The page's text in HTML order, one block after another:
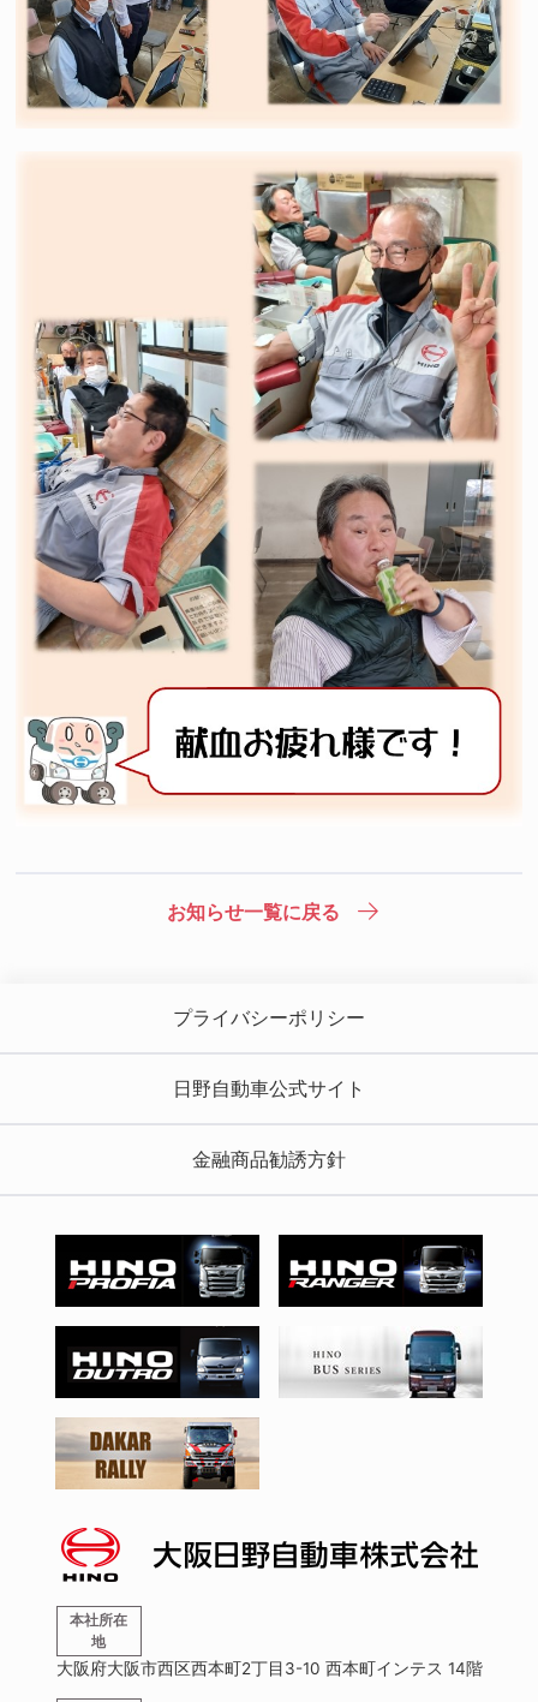
お知らせ一覧に戻る
プライバシーポリシー
日野自動車公式サイト
金融商品勧誘方針
本社所在
地
大阪府大阪市西区西本町2丁目3-10 西本町インテス 14階